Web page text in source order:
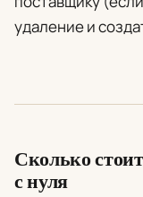
удаление и
Сколько
с нуля